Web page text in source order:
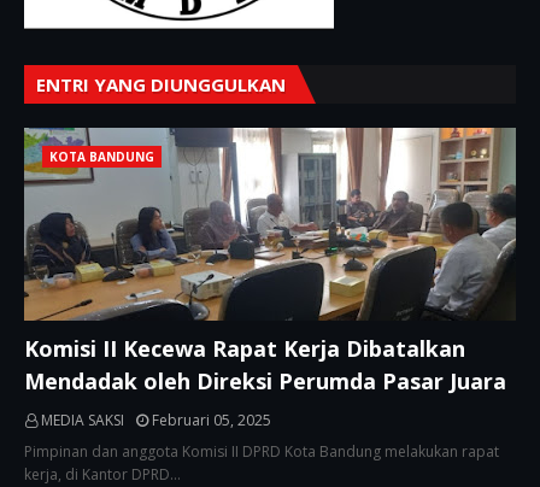
ENTRI YANG DIUNGGULKAN
KOTA BANDUNG
Komisi II Kecewa Rapat Kerja Dibatalkan
Mendadak oleh Direksi Perumda Pasar Juara
MEDIA SAKSI
Februari 05, 2025
Pimpinan dan anggota Komisi II DPRD Kota Bandung melakukan rapat
kerja, di Kantor DPRD…